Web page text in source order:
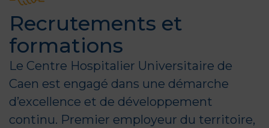
Recrutements et
formations
Le Centre Hospitalier Universitaire de
Caen est engagé dans une démarche
d’excellence et de développement
continu. Premier employeur du territoire,